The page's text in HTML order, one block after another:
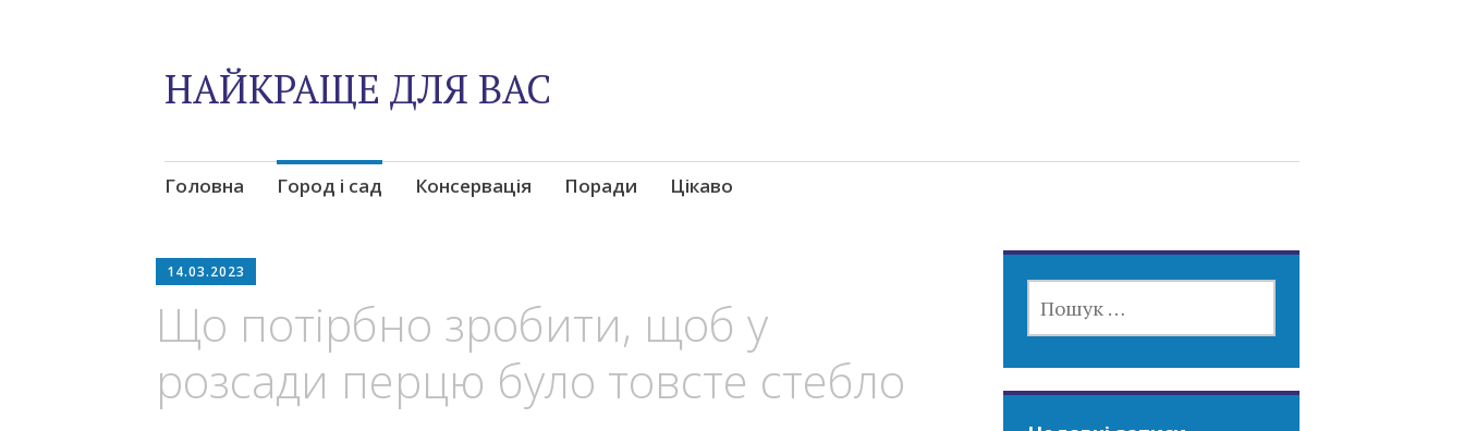
НАЙКРАЩЕ ДЛЯ ВАС
Skip
Головна Город і сад Консервація Поради Цікаво
14.03.2023
Що потірбно зробити, щоб у
розсади перцю було товсте стебло